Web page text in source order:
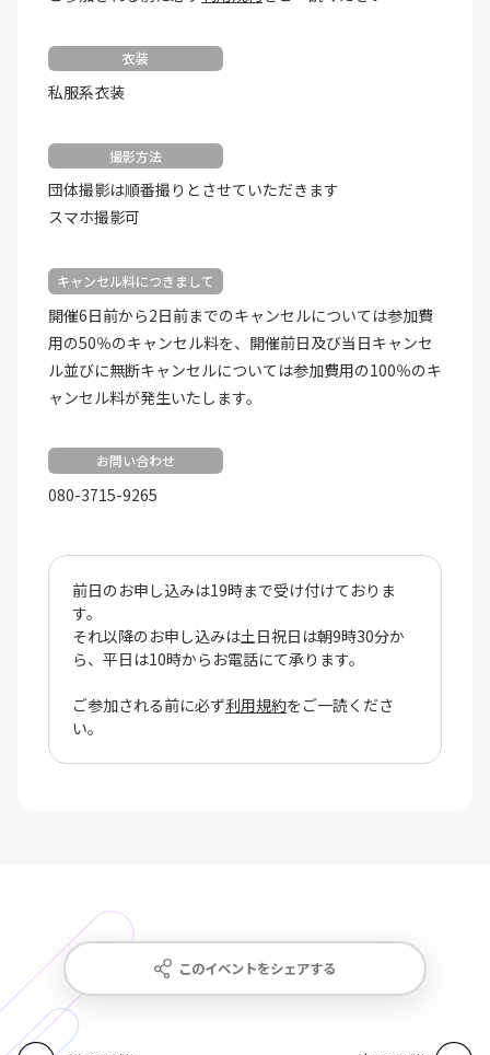
衣装
私服系衣装
撮影方法
団体撮影は順番撮りとさせていただきます
スマホ撮影可
キャンセル料につきまして
開催6日前から2日前までのキャンセルについては参加費
用の50％のキャンセル料を、開催前日及び当日キャンセ
ル並びに無断キャンセルについては参加費用の100％のキ
ャンセル料が発生いたします。
お問い合わせ
080-3715-9265
前日のお申し込みは19時まで受け付けておりま
す。
それ以降のお申し込みは土日祝日は朝9時30分か
ら、平日は10時からお電話にて承ります。
ご参加される前に必ず利用規約をご一読くださ
い。
このイベントをシェアする